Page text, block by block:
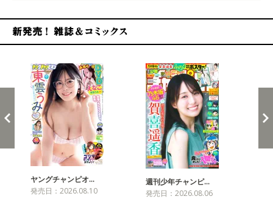
ヤングチャンピオ…
発売日：2026.08.10
週刊少年チャンピ…
発売日：2026.08.06